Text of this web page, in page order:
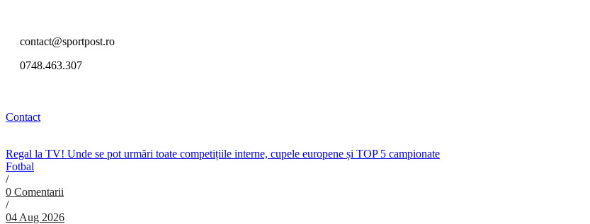
contact@sportpost.ro
0748.463.307
Contact
Regal la TV! Unde se pot urmări toate competițiile interne, cupele europene și TOP 5 campionate
Fotbal
/
0 Comentarii
/
04 Aug 2026